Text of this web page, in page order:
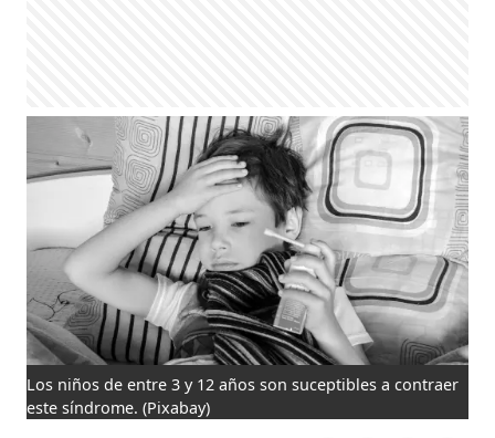
Los niños de entre 3 y 12 años son suceptibles a contraer
este síndrome. (Pixabay)